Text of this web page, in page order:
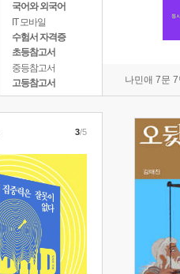
국어와 외국어
IT 모바일
수험서 자격증
초등참고서
중등참고서
고등참고서
나민애 7문
3/5